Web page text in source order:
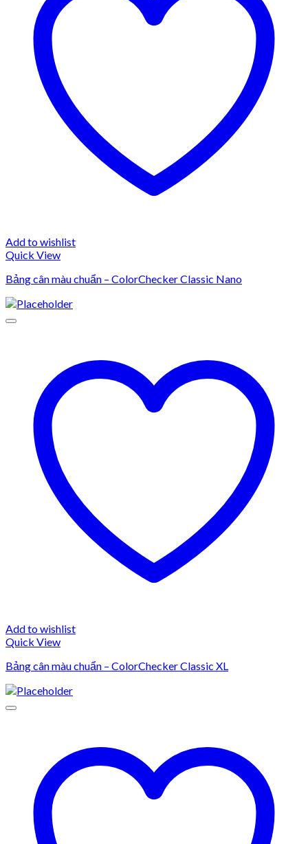
Add to wishlist
Quick View
Bảng cân màu chuẩn – ColorChecker Classic Nano
Add to wishlist
Quick View
Bảng cân màu chuẩn – ColorChecker Classic XL